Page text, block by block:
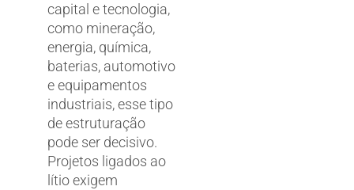
capital e tecnologia,
como mineração,
energia, química,
baterias, automotivo
e equipamentos
industriais, esse tipo
de estruturação
pode ser decisivo.
Projetos ligados ao
lítio exigem